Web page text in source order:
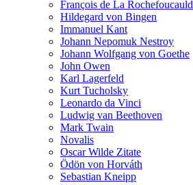
François de La Rochefoucauld
Hildegard von Bingen
Immanuel Kant
Johann Nepomuk Nestroy
Johann Wolfgang von Goethe
John Owen
Karl Lagerfeld
Kurt Tucholsky
Leonardo da Vinci
Ludwig van Beethoven
Mark Twain
Novalis
Oscar Wilde Zitate
Ödön von Horváth
Sebastian Kneipp